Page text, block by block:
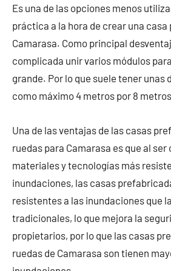
Es una de las opciones menos
práctica a la hora de crear una
Camarasa. Como principal
complicada unir varios módulos
grande. Por lo que suele tener unas
como máximo 4 metros por 8
Una de las ventajas de las casas
ruedas para Camarasa es que al
materiales y tecnologías más
inundaciones, las casas
resistentes a las inundaciones que
tradicionales, lo que mejora la
propietarios, por lo que las casas
ruedas de Camarasa son tienen